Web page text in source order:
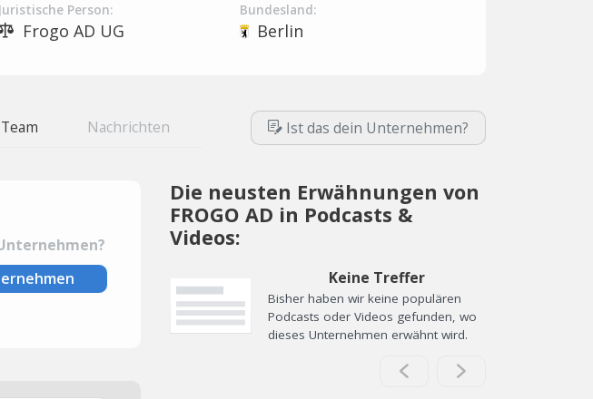
Juristische Person:
Frogo AD UG
Bundesland:
Berlin
Team Nachrichten Ist das dein Unternehmen?
Die neusten Erwähnungen von
FROGO AD in Podcasts &
Videos:
Keine Treffer
Bisher haben wir keine populären
Podcasts oder Videos gefunden, wo
dieses Unternehmen erwähnt wird.